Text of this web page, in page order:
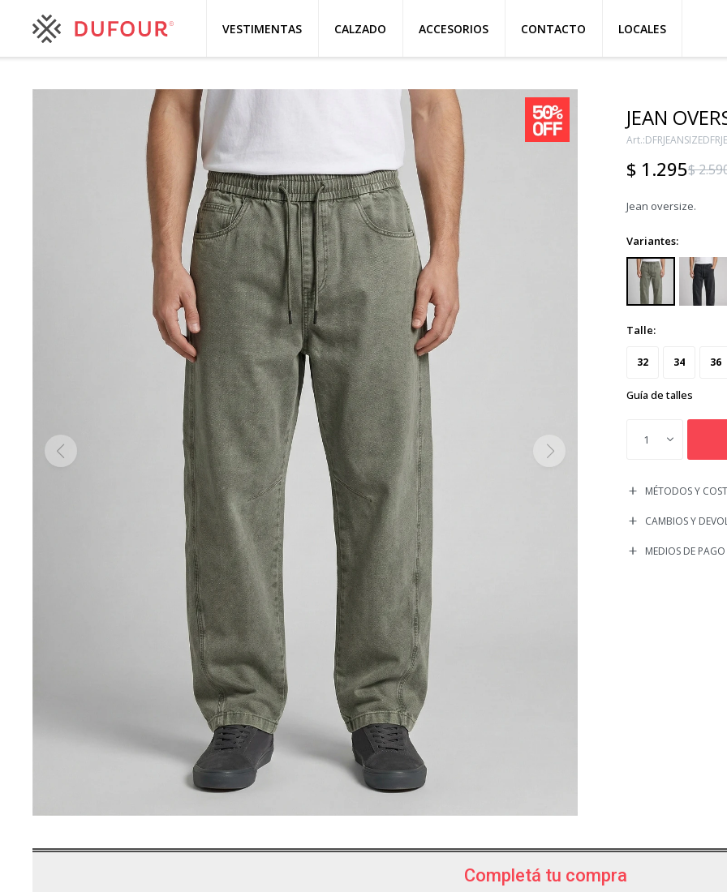
VESTIMENTAS CALZADO ACCESORIOS CONTACTO LOCALES
JEAN
$ 1.295$
Jean oversize.
Variantes:
Talle:
32 34 36
Guía de talles
1
MÉTODOS Y
CAMBIOS Y
MEDIOS DE PAGO
Completá tu compra